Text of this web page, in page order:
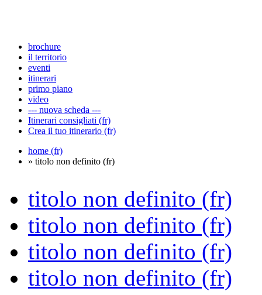
brochure
il territorio
eventi
itinerari
primo piano
video
--- nuova scheda ---
Itinerari consigliati (fr)
Crea il tuo itinerario (fr)
home (fr)
» titolo non definito (fr)
titolo non definito (fr)
titolo non definito (fr)
titolo non definito (fr)
titolo non definito (fr)